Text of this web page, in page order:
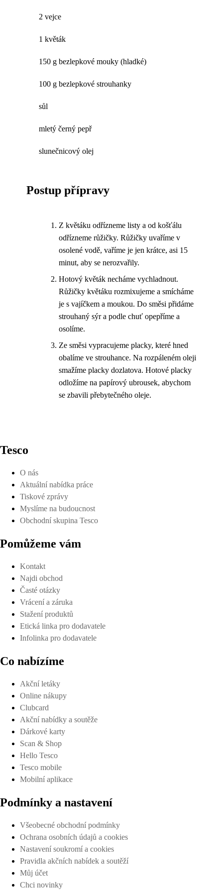
2 vejce
1 květák
150 g bezlepkové mouky (hladké)
100 g bezlepkové strouhanky
sůl
mletý černý pepř
slunečnicový olej
Postup přípravy
Z květáku odřízneme listy a od košťálu
odřízneme růžičky. Růžičky uvaříme v
osolené vodě, vaříme je jen krátce, asi 15
minut, aby se nerozvařily.
Hotový květák necháme vychladnout.
Růžičky květáku rozmixujeme a smícháme
je s vajíčkem a moukou. Do směsi přidáme
strouhaný sýr a podle chuť opepříme a
osolíme.
Ze směsi vypracujeme placky, které hned
obalíme ve strouhance. Na rozpáleném oleji
smažíme placky dozlatova. Hotové placky
odložíme na papírový ubrousek, abychom
se zbavili přebytečného oleje.
Tesco
O nás
Aktuální nabídka práce
Tiskové zprávy
Myslíme na budoucnost
Obchodní skupina Tesco
Pomůžeme vám
Kontakt
Najdi obchod
Časté otázky
Vrácení a záruka
Stažení produktů
Etická linka pro dodavatele
Infolinka pro dodavatele
Co nabízíme
Akční letáky
Online nákupy
Clubcard
Akční nabídky a soutěže
Dárkové karty
Scan & Shop
Hello Tesco
Tesco mobile
Mobilní aplikace
Podmínky a nastavení
Všeobecné obchodní podmínky
Ochrana osobních údajů a cookies
Nastavení soukromí a cookies
Pravidla akčních nabídek a soutěží
Můj účet
Chci novinky